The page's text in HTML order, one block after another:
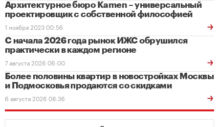
Архитектурное бюро Kamen – универсальный
проектировщик с собственной философией
1 ноября 2023 00:56
С начала 2026 года рынок ИЖС обрушился
практически в каждом регионе
7 августа 2026 06:00
Более половины квартир в новостройках Москвы
и Подмосковья продаются со скидками
6 августа 2026 08:36